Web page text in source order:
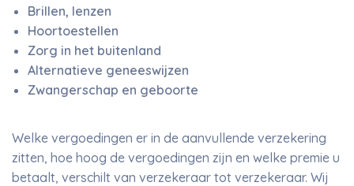
Brillen, lenzen
Hoortoestellen
Zorg in het buitenland
Alternatieve geneeswijzen
Zwangerschap en geboorte
Welke vergoedingen er in de aanvullende verzekering
zitten, hoe hoog de vergoedingen zijn en welke premie u
betaalt, verschilt van verzekeraar tot verzekeraar. Wij